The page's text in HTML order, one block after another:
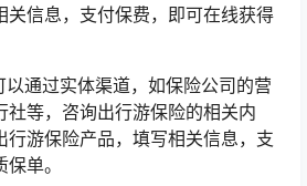
关信息，支付保费，即可在线获得
通过实体渠道，如保险公司的营
社等，咨询出行游保险的相关内
行游保险产品，填写相关信息，支
单。